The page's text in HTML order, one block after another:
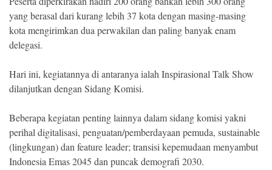
yang berasal dari kurang lebih 37 kota dengan masing-masing
kota mengirimkan dua perwakilan dan paling banyak enam
delegasi.
Hari ini, kegiatannya di antaranya ialah Inspirasional Talk Show
dilanjutkan dengan Sidang Komisi.
Beberapa kegiatan penting lainnya dalam sidang komisi yakni
perihal digitalisasi, penguatan/pemberdayaan pemuda, sustainable
(lingkungan) dan feature leader; transisi kepemudaan menyambut
Indonesia Emas 2045 dan puncak demografi 2030.